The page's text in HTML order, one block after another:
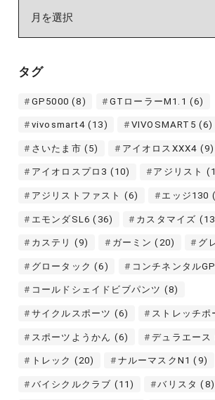
ブ
タグ
GP5000 (8) GTローラーM1.1 (6)
vivosmart4(13) VIVOSMART5 (6)
さいたま市 (5) アイオロスXXX4 (9)
アイオロスプロ3 (10) アジリスト
アジリストファスト (6) エッジ130
エモンダSL6 (36) カスタマイズ
カステリ (9) ガーミン (20) グ
グロータック (6) コンチネンタル
コールドシェイドビブパンツ (8)
サイクルスポーツ (6) ストレッチポ
スポーツようかん (6) デュラエース
トレック (20) ナルーマスクN1 (9)
バイシクルクラブ (11) バリスタ (8)